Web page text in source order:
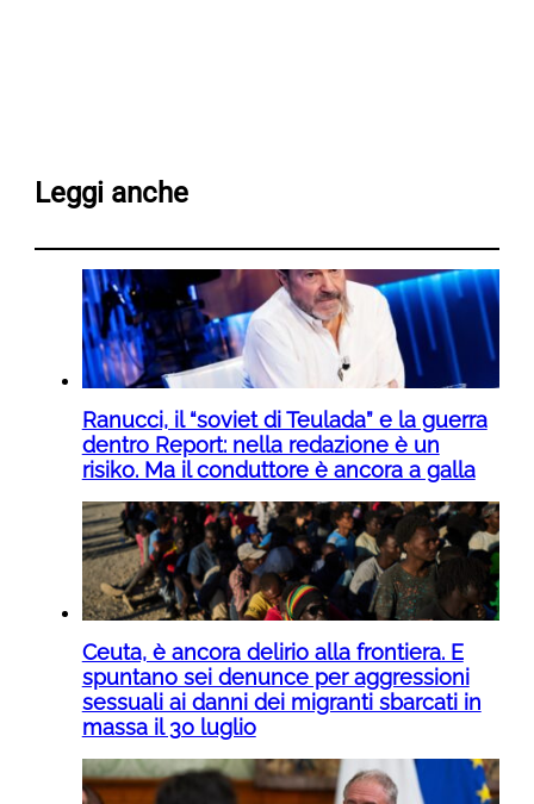
Leggi anche
Ranucci, il “soviet di Teulada” e la guerra
dentro Report: nella redazione è un
risiko. Ma il conduttore è ancora a galla
Ceuta, è ancora delirio alla frontiera. E
spuntano sei denunce per aggressioni
sessuali ai danni dei migranti sbarcati in
massa il 30 luglio